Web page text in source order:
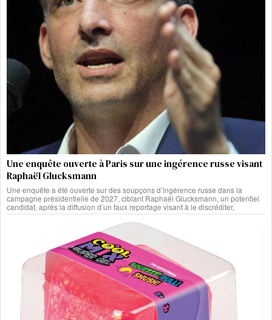
Une enquête ouverte à Paris sur une ingérence russe visant
Raphaël Glucksmann
Une enquête a été ouverte sur des soupçons d’ingérence russe dans la
campagne présidentielle de 2027, ciblant Raphaël Glucksmann, un potentiel
candidat, après la diffusion d’un faux reportage visant à le discréditer,